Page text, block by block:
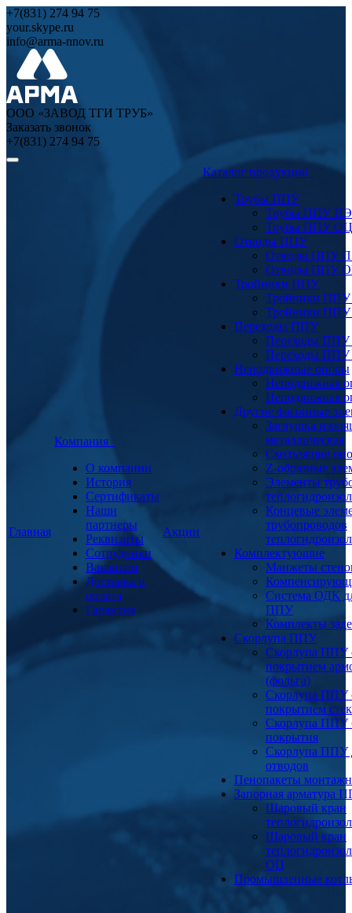
+7(831) 274 94 75
your.skype.ru
info@arma-nnov.ru
ООО «ЗАВОД ТГИ ТРУБ»
Заказать звонок
+7(831) 274 94 75
Главная
Компания
О компании
История
Сертификаты
Наши
партнеры
Реквизиты
Сотрудники
Вакансии
Доставка и
оплата
Гарантия
Акции
Каталог продукции
Трубы ППУ
Трубы ППУ ПЭ
Трубы ППУ ОЦ
Отводы ППУ
Отводы ППУ
Отводы ППУ
Тройники ППУ
Тройники
Тройники
Переходы ППУ
Переходы
Переходы
Неподвижные опоры
Неподвижная
Неподвижная
Другие фасонные
Заглушка
металлическая
Скользящие
Z-образные
Элементы
Концевые
трубопроводов
Комплектующие
Манжеты
Система ОДК
ППУ
Комплекты
Скорлупа ППУ
Скорлупа ППУ
покрытием
(фольга)
Скорлупа ППУ
покрытием
Скорлупа ППУ
покрытия
Скорлупа ППУ
отводов
Пенопакеты
Запорная арматура
Шаровый кран
Шаровый кран
ОЦ
Промышленные